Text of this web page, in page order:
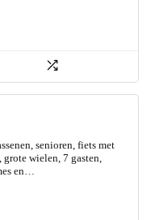
senioren, fiets met
wielen, 7 gasten,
en…